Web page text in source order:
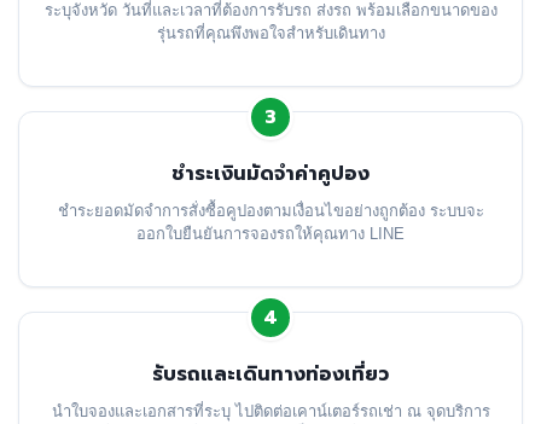
ระบุจังหวัด วันที่และเวลาที่ต้องการรับรถ ส่งรถ พร้อมเลือกขนาดของ
รุ่นรถที่คุณพึงพอใจสำหรับเดินทาง
3
ชำระเงินมัดจำค่าคูปอง
ชำระยอดมัดจำการสั่งซื้อคูปองตามเงื่อนไขอย่างถูกต้อง ระบบจะ
ออกใบยืนยันการจองรถให้คุณทาง LINE
4
รับรถและเดินทางท่องเที่ยว
นำใบจองและเอกสารที่ระบุ ไปติดต่อเคาน์เตอร์รถเช่า ณ จุดบริการ